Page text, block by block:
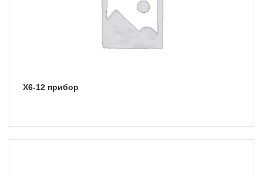
Х6-12 прибор